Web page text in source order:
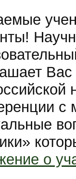
Вас
с
о